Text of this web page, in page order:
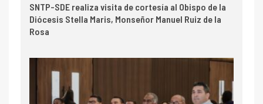
SNTP-SDE realiza visita de cortesía al Obispo de la
Diócesis Stella Maris, Monseñor Manuel Ruiz de la
Rosa